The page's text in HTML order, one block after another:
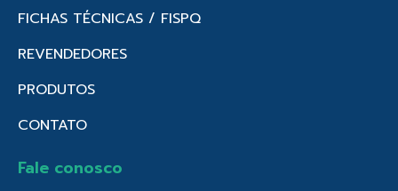
FICHAS TÉCNICAS / FISPQ
REVENDEDORES
PRODUTOS
CONTATO
Fale conosco